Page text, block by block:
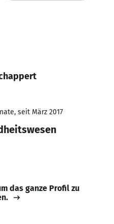
seit März 2017
das ganze Profil zu